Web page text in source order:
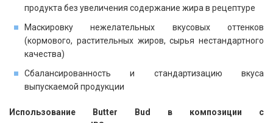
продукта без увеличения содержание жира в рецептуре
Маскировку нежелательных вкусовых оттенков
(кормового, растительных жиров, сырья нестандартного
качества)
Сбалансированность и стандартизацию вкуса
выпускаемой продукции
Использование Butter Bud в композиции с